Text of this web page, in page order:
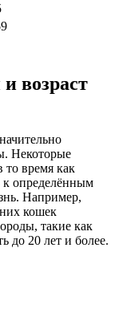
возраст
Некоторые
то время как
к определённым
Например,
кошек
такие как
до 20 лет и более.